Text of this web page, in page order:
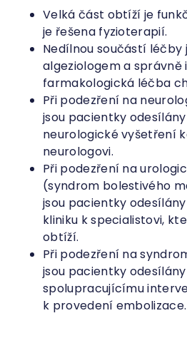
Velká část obtíží je
je řešena fyzioterapií.
Nedílnou součástí léčby
algeziologem a správně
farmakologická léčba
Při podezření na
jsou pacientky
neurologické vyšetření
neurologovi.
Při podezření na
(syndrom bolestivého
jsou pacientky
kliniku k specialistovi,
obtíží.
Při podezření na
jsou pacientky
spolupracujícímu
k provedení embolizace.